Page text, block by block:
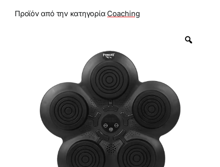
Φυσική Κατάσταση
Yoga – Pilates – Massage
Δάπεδα Γυμναστηρίου
Προσφορές
Προϊόν από την κατηγορία Coaching